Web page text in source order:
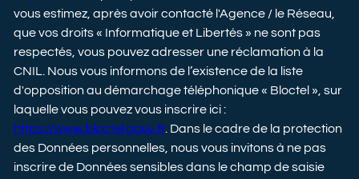
vous estimez, après avoir contacté l'Agence / le Réseau,
que vos droits « Informatique et Libertés » ne sont pas
respectés, vous pouvez adresser une réclamation à la
CNIL. Nous vous informons de l’existence de la liste
d'opposition au démarchage téléphonique « Bloctel », sur
laquelle vous pouvez vous inscrire ici :
https://www.bloctel.gouv.fr. Dans le cadre de la protection
des Données personnelles, nous vous invitons à ne pas
inscrire de Données sensibles dans le champ de saisie